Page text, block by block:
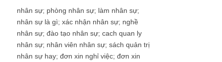
nhân sự; phòng nhân sự; làm nhân sự;
nhân sự là gì; xác nhận nhân sự; nghề
nhân sự; đào tạo nhân sự; cach quan ly
nhân sự; nhân viên nhân sự; sách quản trị
nhân sự hay; đơn xin nghỉ việc; đơn xin